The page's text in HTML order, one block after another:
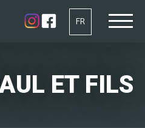
FR
ET FILS